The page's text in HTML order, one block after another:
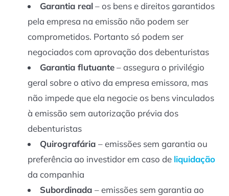
Garantia real– os bens e direitos garantidos
pela empresa na emissão não podem ser
comprometidos. Portanto só podem ser
negociados com aprovação dos debenturistas
Garantia flutuante– assegura o privilégio
geral sobre o ativo da empresa emissora, mas
não impede que ela negocie os bens vinculados
à emissão sem autorização prévia dos
debenturistas
Quirografária – emissões sem garantia ou
preferência ao investidor em caso de liquidação
da companhia
Subordinada – emissões sem garantia ao